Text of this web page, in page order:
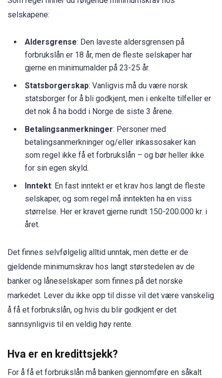
selskapene:
Aldersgrense: Den laveste aldersgrensen på
forbrukslån er 18 år, men de fleste selskaper har
gjerne en minimumalder på 23-25 år.
Statsborgerskap: Vanligvis må du være norsk
statsborger for å bli godkjent, men i enkelte tilfeller er
det nok å ha bodd i Norge de siste 3 årene.
Betalingsanmerkninger: Personer med
betalingsanmerkninger og/eller inkassosaker kan
som regel ikke få et forbrukslån – og bør heller ikke
for sin egen skyld.
Inntekt: En fast inntekt er et krav hos langt de fleste
selskaper, og som regel må inntekten ha en viss
størrelse. Her er kravet gjerne rundt 150-200.000 kr. i
året.
Det finnes selvfølgelig alltid unntak, men dette er de
gjeldende minimumskrav hos langt størstedelen av de
banker og låneselskaper som finnes på det norske
markedet. Lever du ikke opp til disse vil det være vanskelig
å få et forbrukslån, og hvis du blir godkjent er det
sannsynligvis til en veldig høy rente.
Hva er en kredittsjekk?
For å få et forbrukslån må banken gjennomføre en såkalt